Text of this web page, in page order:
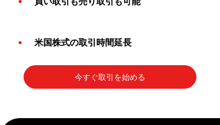
米国株式の取引時間延長